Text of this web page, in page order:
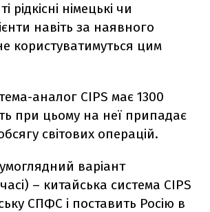
німецькі чи
навіть за наявного
користуватимуться цим
аналог CIPS має 1300
при цьому на неї припадає
світових операцій.
варіант
– китайська система CIPS
СПФС і поставить Росію в